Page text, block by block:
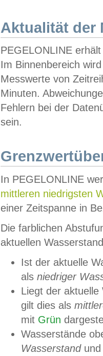
Aktualität der
PEGELONLINE
Im Binnenbereich
Messwerte von
Minuten.
Fehlern bei der
sein.
In PEGELONLINE
mittleren niedrigsten
einer Zeitspanne in
Die farblichen
aktuellen
Ist der aktuelle
als niedriger
Liegt der
gilt dies als
mit Grün
Wasserstände
Wasserstandund